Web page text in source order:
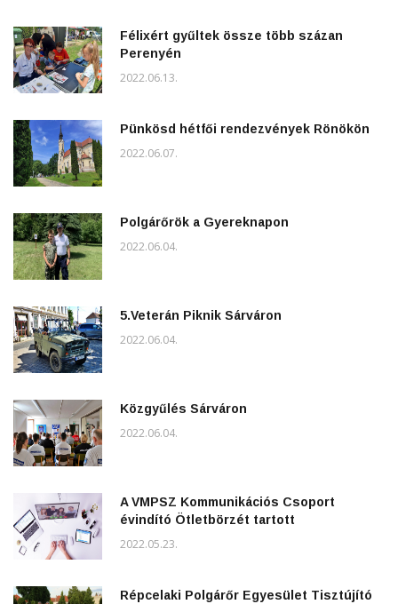
Félixért gyűltek össze több százan
Perenyén
2022.06.13.
Pünkösd hétfői rendezvények Rönökön
2022.06.07.
Polgárőrök a Gyereknapon
2022.06.04.
5.Veterán Piknik Sárváron
2022.06.04.
Közgyűlés Sárváron
2022.06.04.
A VMPSZ Kommunikációs Csoport
évindító Ötletbörzét tartott
2022.05.23.
Répcelaki Polgárőr Egyesület Tisztújító